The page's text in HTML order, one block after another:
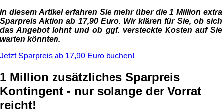
In diesem Artikel erfahren Sie mehr über die 1 Million extra
Sparpreis Aktion ab 17,90 Euro. Wir klären für Sie, ob sich
das Angebot lohnt und ob ggf. versteckte Kosten auf Sie
warten könnten.
Jetzt Sparpreis ab 17,90 Euro buchen!
1 Million zusätzliches Sparpreis
Kontingent - nur solange der Vorrat
reicht!